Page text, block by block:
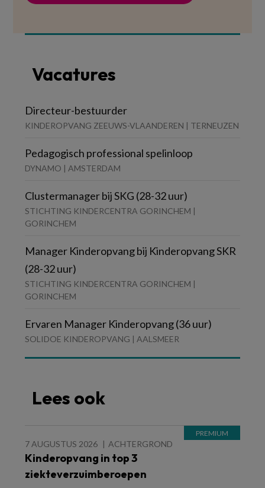
Vacatures
Directeur-bestuurder
KINDEROPVANG ZEEUWS-VLAANDEREN | TERNEUZEN
Pedagogisch professional spelinloop
DYNAMO | AMSTERDAM
Clustermanager bij SKG (28-32 uur)
STICHTING KINDERCENTRA GORINCHEM |
GORINCHEM
Manager Kinderopvang bij Kinderopvang SKR
(28-32 uur)
STICHTING KINDERCENTRA GORINCHEM |
GORINCHEM
Ervaren Manager Kinderopvang (36 uur)
SOLIDOE KINDEROPVANG | AALSMEER
Lees ook
7 AUGUSTUS 2026 ACHTERGROND
Kinderopvang in top 3
ziekteverzuimberoepen